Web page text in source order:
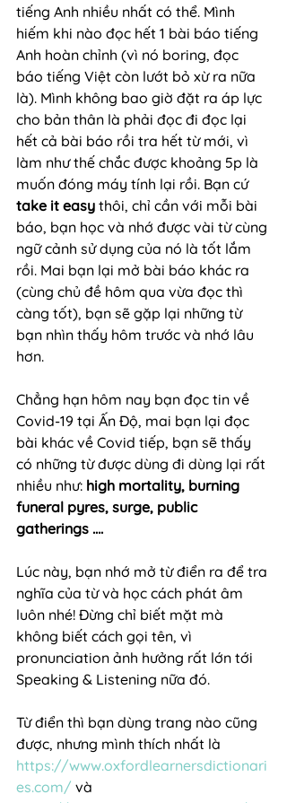
tiếng Anh nhiều nhất có thể. Mình
hiếm khi nào đọc hết 1 bài báo tiếng
Anh hoàn chỉnh (vì nó boring, đọc
báo tiếng Việt còn lướt bỏ xừ ra nữa
là). Mình không bao giờ đặt ra áp lực
cho bản thân là phải đọc đi đọc lại
hết cả bài báo rồi tra hết từ mới, vì
làm như thế chắc được khoảng 5p là
muốn đóng máy tính lại rồi. Bạn cứ
take it easy thôi, chỉ cần với mỗi bài
báo, bạn học và nhớ được vài từ cùng
ngữ cảnh sử dụng của nó là tốt lắm
rồi. Mai bạn lại mở bài báo khác ra
(cùng chủ đề hôm qua vừa đọc thì
càng tốt), bạn sẽ gặp lại những từ
bạn nhìn thấy hôm trước và nhớ lâu
hơn.
Chẳng hạn hôm nay bạn đọc tin về
Covid-19 tại Ấn Độ, mai bạn lại đọc
bài khác về Covid tiếp, bạn sẽ thấy
có những từ được dùng đi dùng lại rất
nhiều như: high mortality, burning
funeral pyres, surge, public
gatherings ….
Lúc này, bạn nhớ mở từ điển ra để tra
nghĩa của từ và học cách phát âm
luôn nhé! Đừng chỉ biết mặt mà
không biết cách gọi tên, vì
pronunciation ảnh hưởng rất lớn tới
Speaking & Listening nữa đó.
Từ điển thì bạn dùng trang nào cũng
được, nhưng mình thích nhất là
https://www.oxfordlearnersdictionari
es.com/ và